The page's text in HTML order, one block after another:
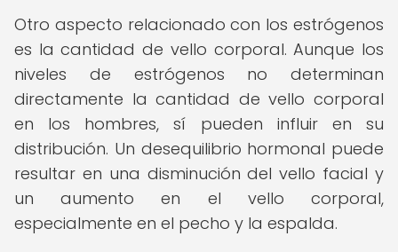
Otro aspecto relacionado con los estrógenos
es la cantidad de vello corporal. Aunque los
niveles de estrógenos no determinan
directamente la cantidad de vello corporal
en los hombres, sí pueden influir en su
distribución. Un desequilibrio hormonal puede
resultar en una disminución del vello facial y
un aumento en el vello corporal,
especialmente en el pecho y la espalda.